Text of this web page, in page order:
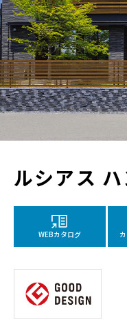
ルシアス
WEBカタログ